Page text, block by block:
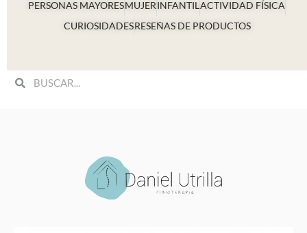
PERSONAS MAYORESMUJERINFANTILACTIVIDAD FÍSICA
CURIOSIDADESRESEÑAS DE PRODUCTOS
SearchSearch